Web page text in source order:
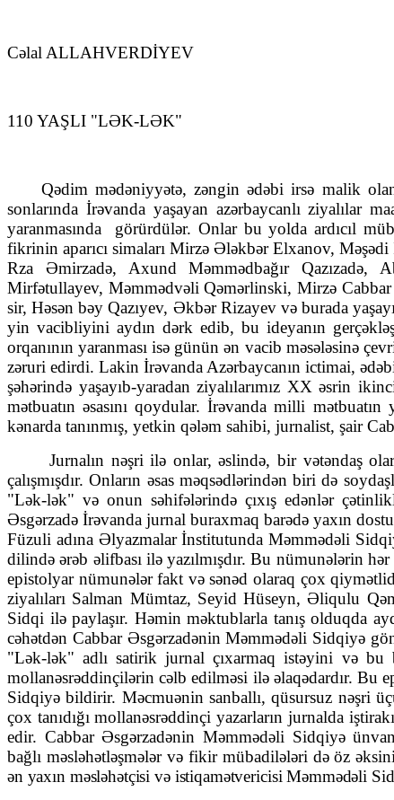
Cəlal ALLAHVERDİYEV
110 YAŞLI "LƏK-LƏK"
Qədim mədəniyyətə, zəngin ədəbi irsə malik
sonlarında İrə­van­da yaşayan azərbaycanlı ziyalılar
yaranmasında
görürdülər. Onlar bu yol­­­­da ardıcıl
fikrinin aparıcı simaları Mirzə Ələkbər Elxanov,
Rza Əmirzadə, Axund Məmmədbağır Qazızadə,
Mirfətullayev, Məmmədvəli Qəmərlinski, Mirzə
sir, Həsən bəy Qazıyev, Əkbər Rizayev və burada
yin vacib­liyini aydın dərk edib, bu ideyanın
orqanının ya­ran­ması isə günün ən vacib məsələsinə
zəruri edirdi. Lakin İrə­van­da Azər­baycanın ictimai,
şəhərində yaşayıb-yaradan ziya­lı­larımız XX əsrin
mətbuatın əsasını qoydular. İrəvanda milli
kənarda tanınmış, yetkin qələm sahibi, jurnalist, şair
Jurnalın nəşri ilə onlar, əslində, bir vətəndaş
çalışmışdır. Onla­rın əsas məqsədlərindən biri də
"Lək-lək" və onun səhi­fə­lərində çıxış edənlər
Əsgərzadə İrəvanda jurnal burax­maq barədə yaxın
Füzuli adına Əlyazmalar İnstitutunda Məmmədəli
dilində ərəb əlifbası ilə yazılmışdır. Bu nümu­nə­lərin
epistolyar nümunələr fakt və sənəd olaraq çox
ziya­lı­ları Salman Mümtaz, Seyid Hüseyn, Əliqulu
Sidqi ilə pay­laşır. Həmin məktublarla tanış olduqda
cəhət­dən Cabbar Əsgər­za­dənin Məmmədəli Sidqiyə
"Lək-lək" ad­lı sati­rik jurnal çıxarmaq istəyini və
mollanəsrəddin­çilərin cəlb edilməsi ilə əlaqədardır. Bu
Sidqiyə bildirir. Məc­muənin sanballı, qüsursuz nəşri
çox tanıdığı mol­lanəsrəddinçi yazar­ların jurnal­da
edir. Cabbar Əsgər­zadənin Məmmədəli Sidqiyə
bağlı məsləhətləşmələr və fikir mü­ba­dilələri də öz
ən yaxın məs­lə­hət­çisi və isti­qa­mət­vericisi Məmmədəli